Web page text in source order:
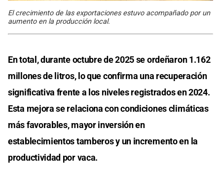
El crecimiento de las exportaciones estuvo acompañado por un
aumento en la producción local.
En total, durante octubre de 2025 se ordeñaron 1.162
millones de litros, lo que confirma una recuperación
significativa frente a los niveles registrados en 2024.
Esta mejora se relaciona con condiciones climáticas
más favorables, mayor inversión en
establecimientos tamberos y un incremento en la
productividad por vaca.